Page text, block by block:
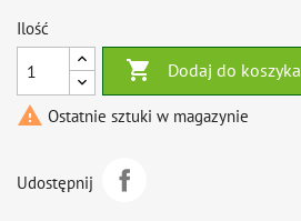
Ilość
 Dodaj do koszyka
 Ostatnie sztuki w magazynie
Udostępnij